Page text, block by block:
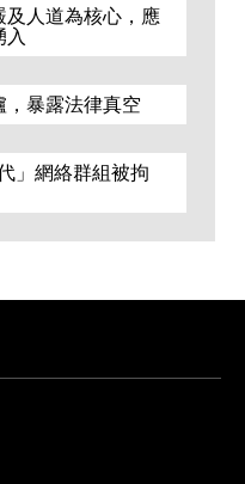
及人道為核心，應
入
暴露法律真空
」網絡群組被拘